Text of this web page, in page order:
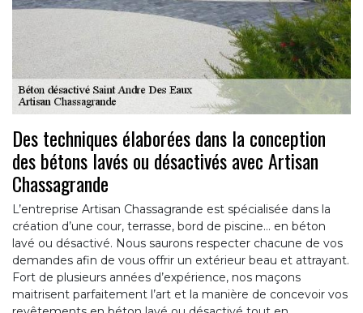
Des techniques élaborées dans la conception
des bétons lavés ou désactivés avec Artisan
Chassagrande
L’entreprise Artisan Chassagrande est spécialisée dans la
création d’une cour, terrasse, bord de piscine… en béton
lavé ou désactivé. Nous saurons respecter chacune de vos
demandes afin de vous offrir un extérieur beau et attrayant.
Fort de plusieurs années d’expérience, nos maçons
maitrisent parfaitement l’art et la manière de concevoir vos